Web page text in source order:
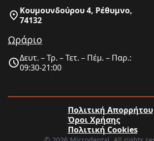
Κουμουνδούρου 4, Ρέθυμνο,
74132
Ωράριο
Δευτ. – Τρ. – Τετ. – Πέμ. – Παρ.:
09:30-21:00
Πολιτική Απορρήτου
Όροι Χρήσης
Πολιτική Cookies